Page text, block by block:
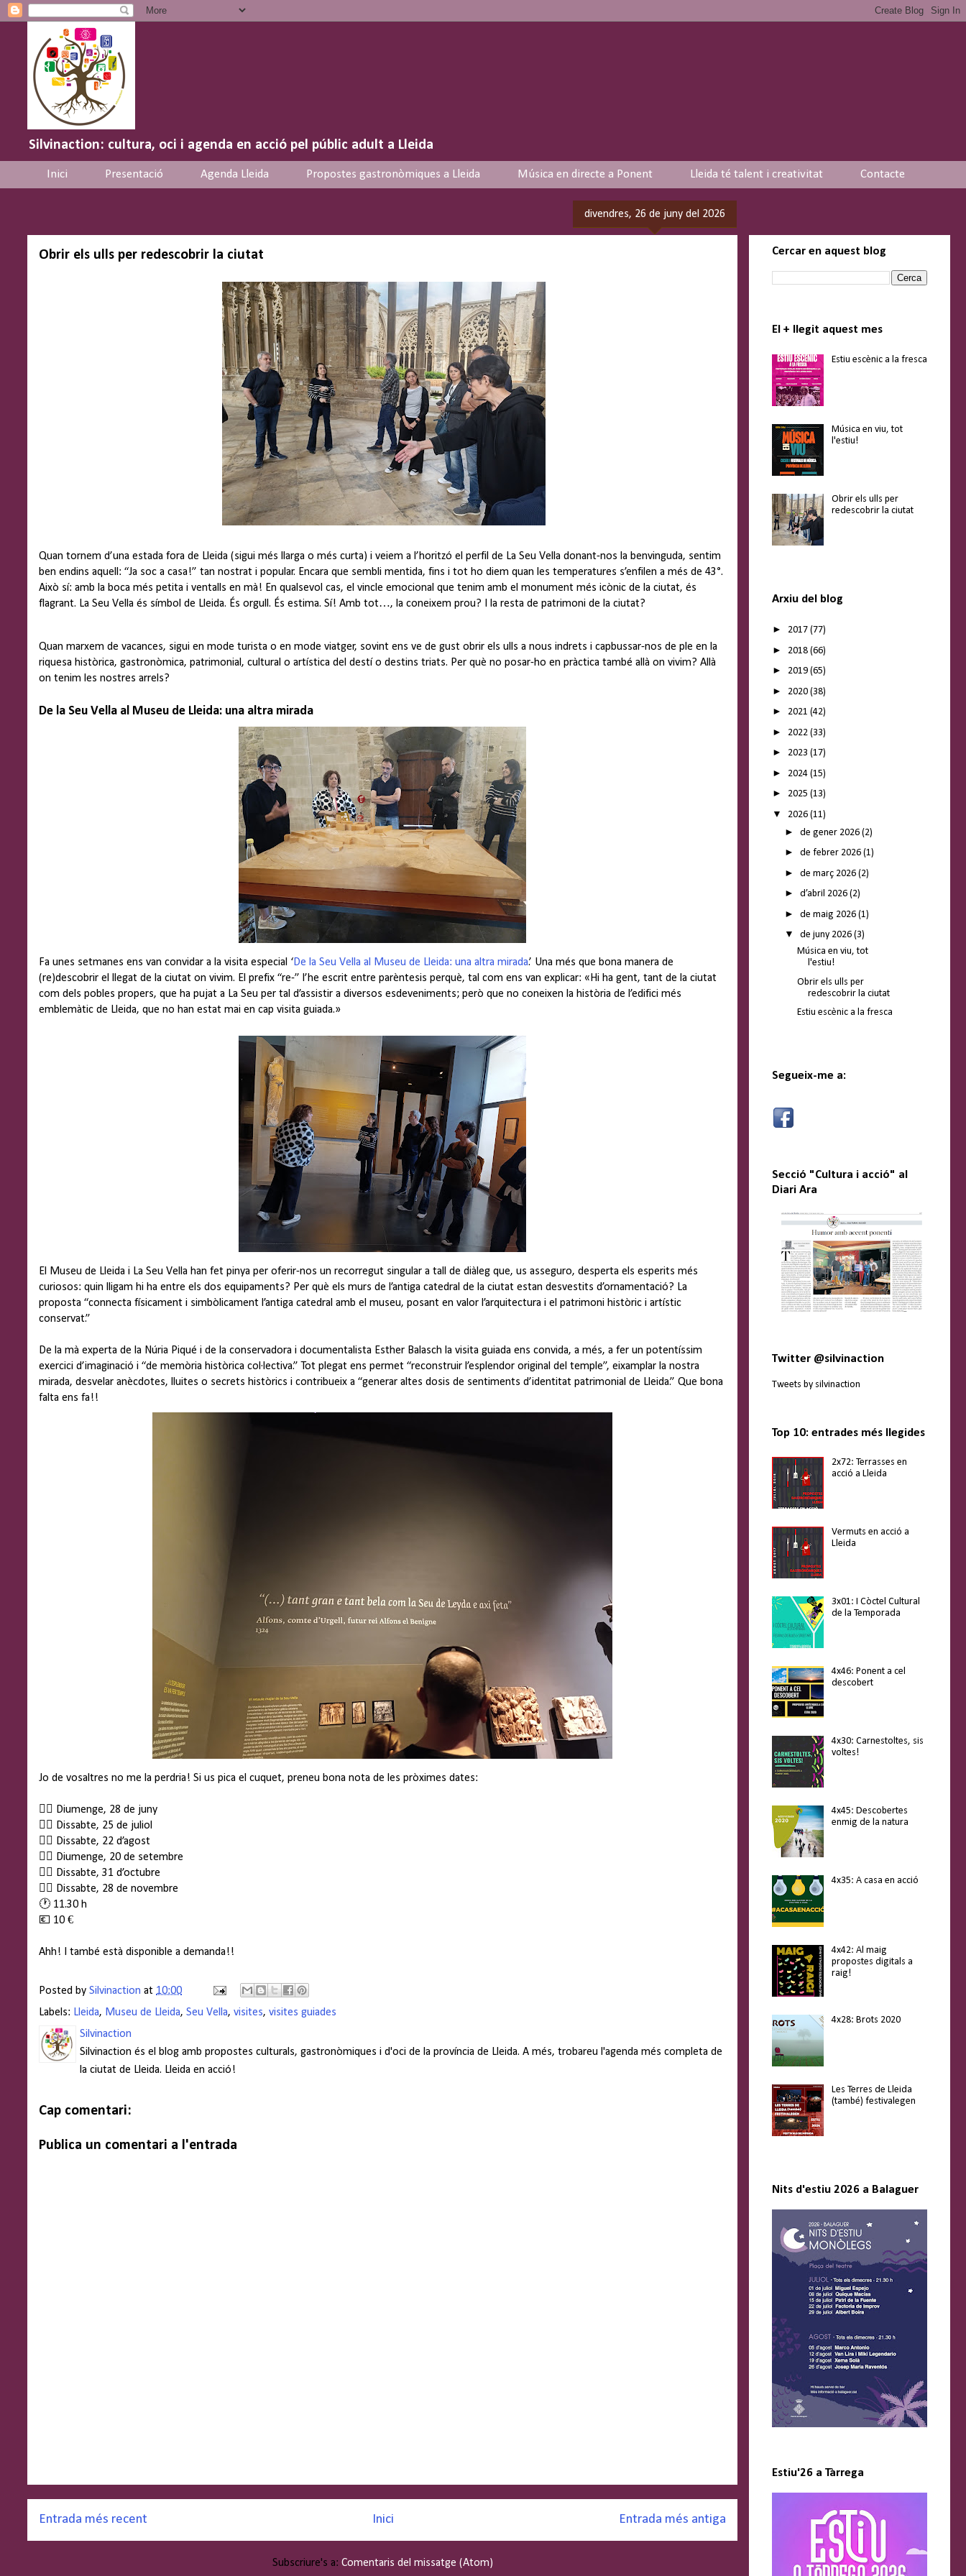
Silvinaction: cultura, oci i agenda en acció pel públic adult a Lleida
Inici Presentació Agenda Lleida Propostes gastronòmiques a Lleida Música en directe a Ponent Lleida té talent i creativitat Contacte
divendres, 26 de juny del 2026
Obrir els ulls per redescobrir la ciutat
Quan tornem d’una estada fora de Lleida (sigui més llarga o més curta) i veiem a l’horitzó el perfil de La Seu Vella donant-nos la benvinguda, sentim
ben endins aquell: “Ja soc a casa!” tan nostrat i popular. Encara que sembli mentida, fins i tot ho diem quan les temperatures s’enfilen a més de 43°.
Això sí: amb la boca més petita i ventalls en mà! En qualsevol cas, el vincle emocional que tenim amb el monument més icònic de la ciutat, és
flagrant. La Seu Vella és símbol de Lleida. És orgull. És estima. Sí! Amb tot…, la coneixem prou? I la resta de patrimoni de la ciutat?
Quan marxem de vacances, sigui en mode turista o en mode viatger, sovint ens ve de gust obrir els ulls a nous indrets i capbussar-nos de ple en la
riquesa històrica, gastronòmica, patrimonial, cultural o artística del destí o destins triats. Per què no posar-ho en pràctica també allà on vivim? Allà
on tenim les nostres arrels?
De la Seu Vella al Museu de Lleida: una altra mirada
Fa unes setmanes ens van convidar a la visita especial ‘De la Seu Vella al Museu de Lleida: una altra mirada.’ Una més que bona manera de
(re)descobrir el llegat de la ciutat on vivim. El prefix “re-” l’he escrit entre parèntesis perquè, tal com ens van explicar: «Hi ha gent, tant de la ciutat
com dels pobles propers, que ha pujat a La Seu per tal d’assistir a diversos esdeveniments; però que no coneixen la història de l’edifici més
emblemàtic de Lleida, que no han estat mai en cap visita guiada.»
El Museu de Lleida i La Seu Vella han fet pinya per oferir-nos un recorregut singular a tall de diàleg que, us asseguro, desperta els esperits més
curiosos: quin lligam hi ha entre els dos equipaments? Per què els murs de l’antiga catedral de la ciutat estan desvestits d’ornamentació? La
proposta “connecta físicament i simbòlicament l’antiga catedral amb el museu, posant en valor l’arquitectura i el patrimoni històric i artístic
conservat.”
De la mà experta de la Núria Piqué i de la conservadora i documentalista Esther Balasch la visita guiada ens convida, a més, a fer un potentíssim
exercici d’imaginació i “de memòria històrica col·lectiva.” Tot plegat ens permet “reconstruir l’esplendor original del temple”, eixamplar la nostra
mirada, desvelar anècdotes, lluites o secrets històrics i contribueix a “generar altes dosis de sentiments d’identitat patrimonial de Lleida.” Que bona
falta ens fa!!
Jo de vosaltres no me la perdria! Si us pica el cuquet, preneu bona nota de les pròximes dates:
👉🏽 Diumenge, 28 de juny
👉🏽 Dissabte, 25 de juliol
👉🏽 Dissabte, 22 d’agost
👉🏽 Diumenge, 20 de setembre
👉🏽 Dissabte, 31 d’octubre
👉🏽 Dissabte, 28 de novembre
🕐 11.30 h
💶 10 €
Ahh! I també està disponible a demanda!!
Posted by Silvinaction at 10:00
Labels: Lleida, Museu de Lleida, Seu Vella, visites, visites guiades
Silvinaction
Silvinaction és el blog amb propostes culturals, gastronòmiques i d'oci de la província de Lleida. A més, trobareu l'agenda més completa de
la ciutat de Lleida. Lleida en acció!
Cap comentari:
Publica un comentari a l'entrada
Entrada més recent Entrada més antiga
Inici
Subscriure's a: Comentaris del missatge (Atom)
Cercar en aquest blog
El + llegit aquest mes
Estiu escènic a la fresca
Música en viu, tot
l'estiu!
Obrir els ulls per
redescobrir la ciutat
Arxiu del blog
► 2017 (77)
► 2018 (66)
► 2019 (65)
► 2020 (38)
► 2021 (42)
► 2022 (33)
► 2023 (17)
► 2024 (15)
► 2025 (13)
▼ 2026 (11)
► de gener 2026 (2)
► de febrer 2026 (1)
► de març 2026 (2)
► d’abril 2026 (2)
► de maig 2026 (1)
▼ de juny 2026 (3)
Música en viu, tot
l'estiu!
Obrir els ulls per
redescobrir la ciutat
Estiu escènic a la fresca
Segueix-me a:
Secció "Cultura i acció" al
Diari Ara
Twitter @silvinaction
Tweets by silvinaction
Top 10: entrades més llegides
2x72: Terrasses en
acció a Lleida
Vermuts en acció a
Lleida
3x01: I Còctel Cultural
de la Temporada
4x46: Ponent a cel
descobert
4x30: Carnestoltes, sis
voltes!
4x45: Descobertes
enmig de la natura
4x35: A casa en acció
4x42: Al maig
propostes digitals a
raig!
4x28: Brots 2020
Les Terres de Lleida
(també) festivalegen
Nits d'estiu 2026 a Balaguer
Estiu'26 a Tàrrega